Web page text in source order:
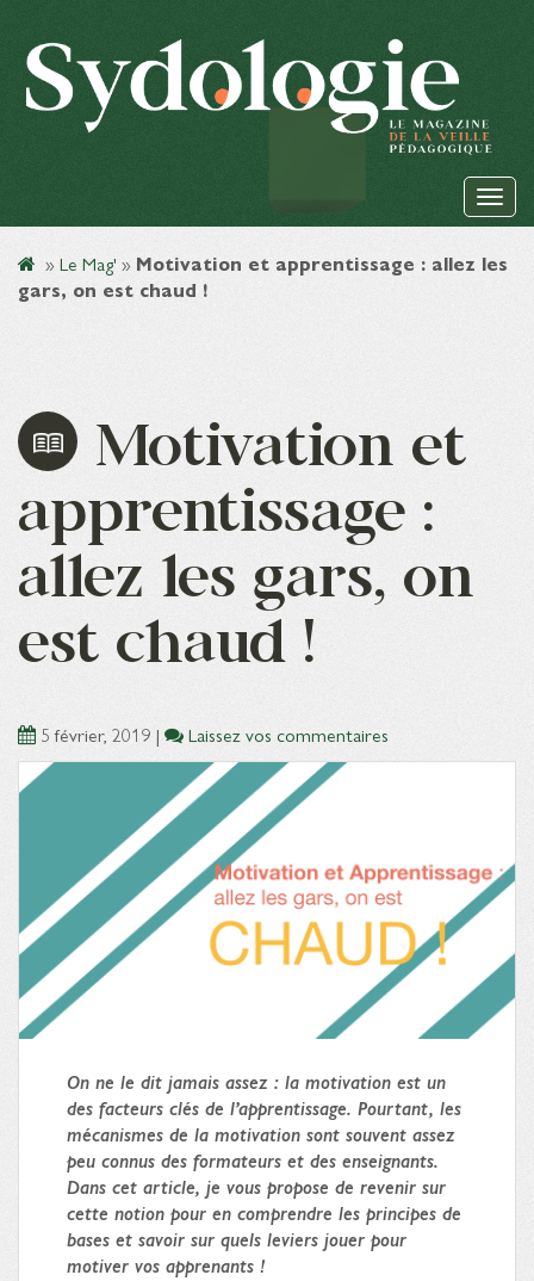
» Le Mag' » Motivation et apprentissage : allez les
gars, on est chaud !
Motivation et
apprentissage :
allez les gars, on
est chaud !
5 février, 2019 | Laissez vos commentaires
On ne le dit jamais assez : la motivation est un
des facteurs clés de l’apprentissage. Pourtant, les
mécanismes de la motivation sont souvent assez
peu connus des formateurs et des enseignants.
Dans cet article, je vous propose de revenir sur
cette notion pour en comprendre les principes de
bases et savoir sur quels leviers jouer pour
motiver vos apprenants !